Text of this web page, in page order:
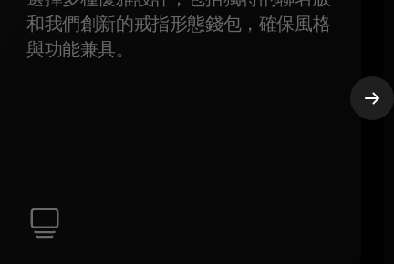
和我們創新的戒指形態錢包，確保風格
與功能兼具。